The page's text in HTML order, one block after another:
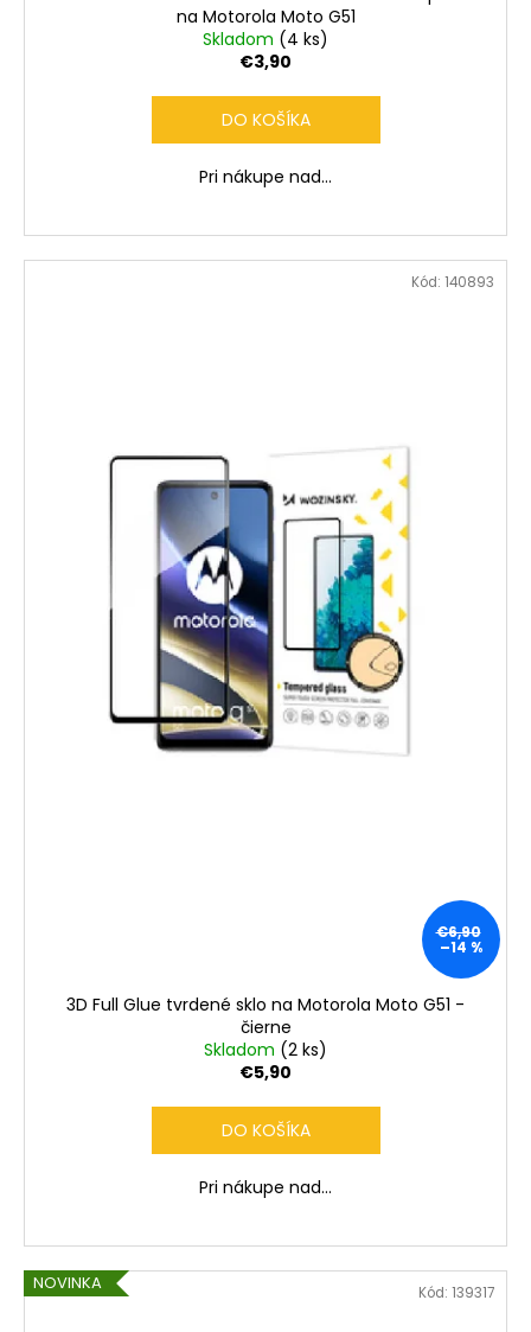
na Motorola Moto G51
Skladom (4 ks)
€3,90
DO KOŠÍKA
Pri nákupe nad...
€6,90
–14 %
3D Full Glue tvrdené sklo na Motorola Moto G51 -
čierne
Skladom (2 ks)
€5,90
DO KOŠÍKA
Pri nákupe nad...
Kód: 140893
NOVINKA Kód: 139317